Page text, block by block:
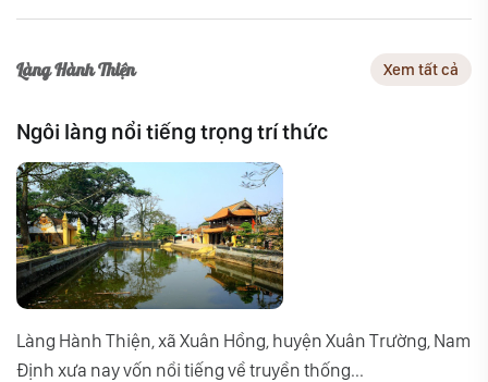
Làng Hành Thiện Xem tất cả
Ngôi làng nổi tiếng trọng trí thức
Làng Hành Thiện, xã Xuân Hồng, huyện Xuân Trường, Nam
Định xưa nay vốn nổi tiếng về truyền thống...